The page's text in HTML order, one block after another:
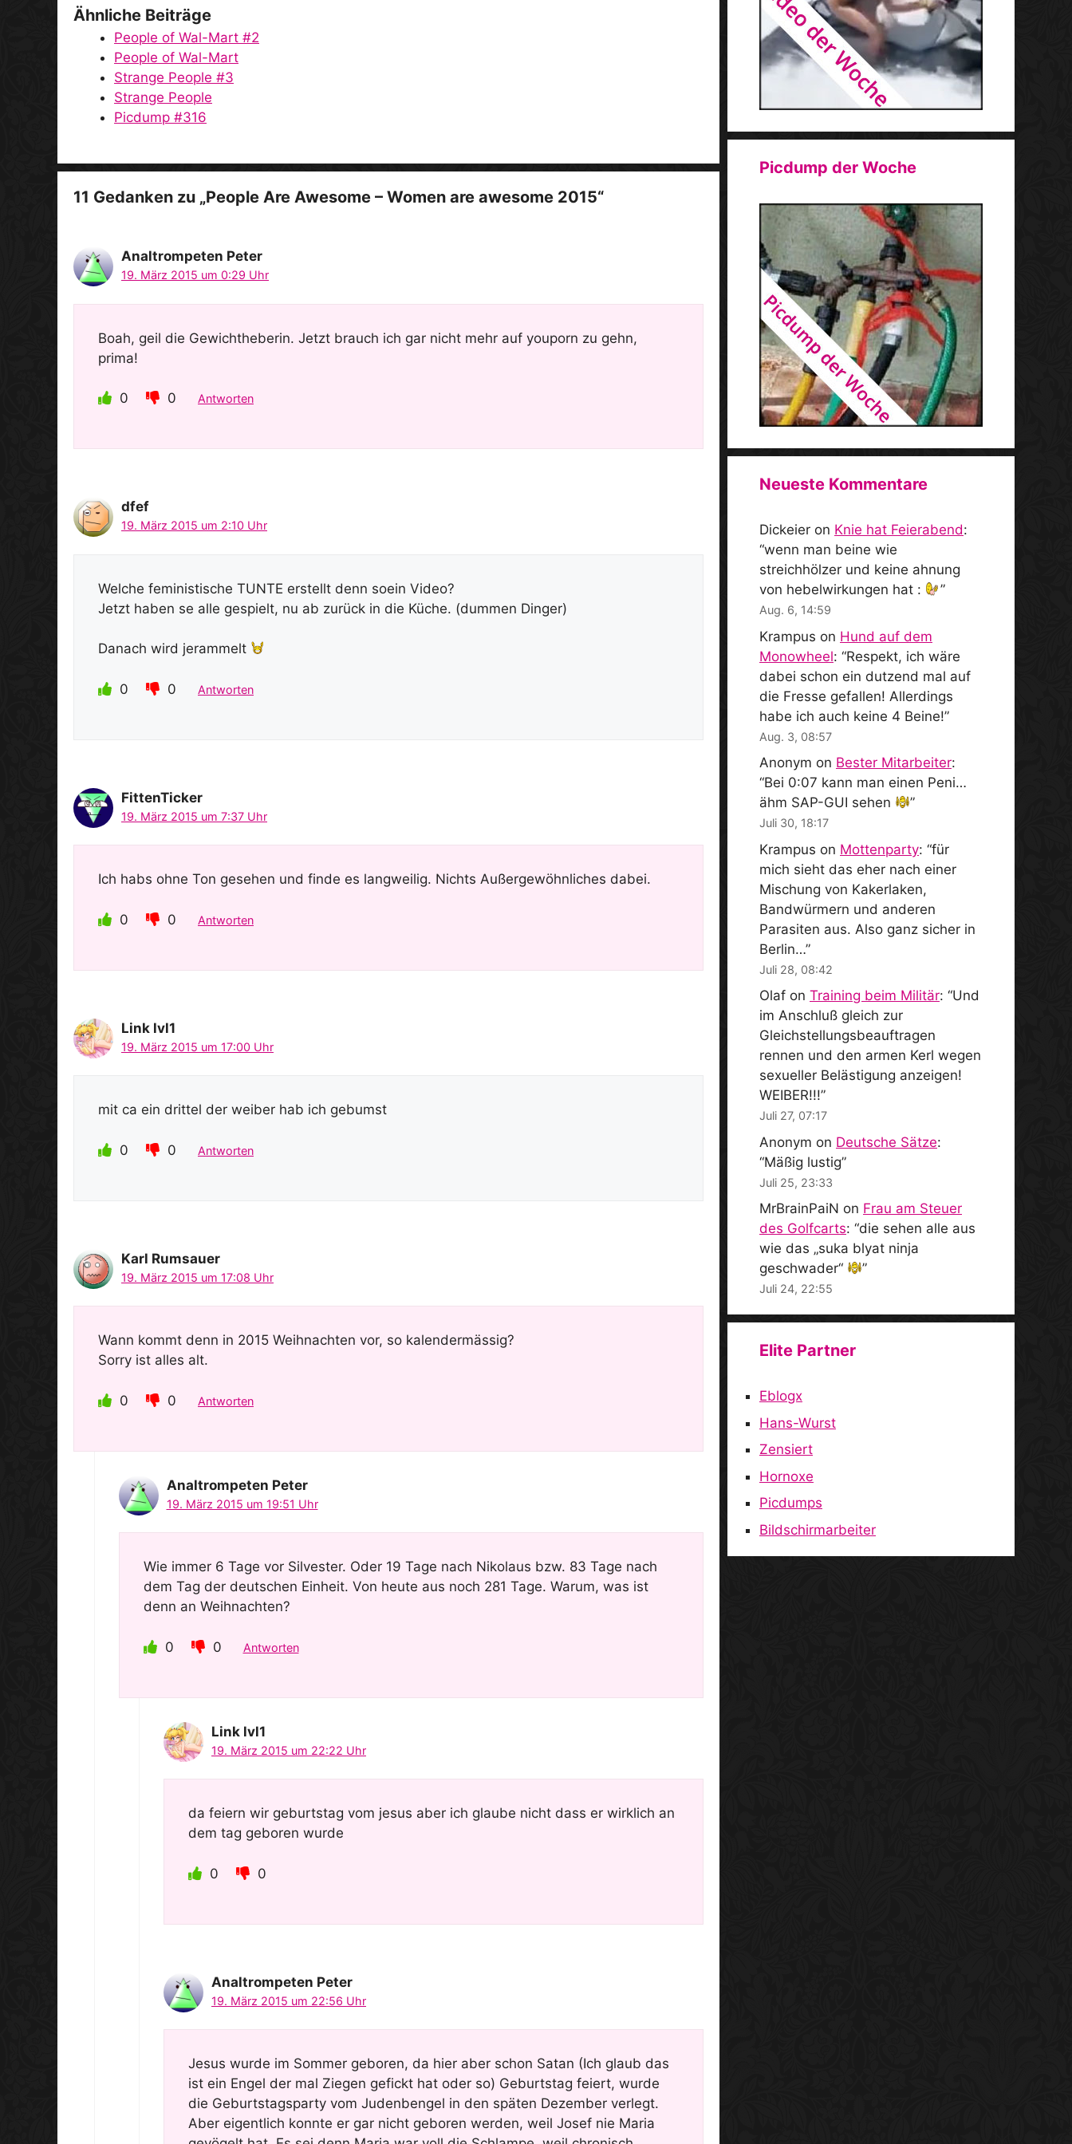
o
Ähnliche Beiträge
People of Wal-Mart #2
People of Wal-Mart
Strange People #3
Strange People
Picdump #316
11 Gedanken zu „People Are Awesome – Women are awesome 2015“
Analtrompeten Peter
19. März 2015 um 0:29 Uhr
Boah, geil die Gewichtheberin. Jetzt brauch ich gar nicht mehr auf youporn zu gehn,
prima!
0 0 Antworten
dfef
19. März 2015 um 2:10 Uhr
Welche feministische TUNTE erstellt denn soein Video?
Jetzt haben se alle gespielt, nu ab zurück in die Küche. (dummen Dinger)
Danach wird jerammelt
0 0 Antworten
FittenTicker
19. März 2015 um 7:37 Uhr
Ich habs ohne Ton gesehen und finde es langweilig. Nichts Außergewöhnliches dabei.
0 0 Antworten
Link lvl1
19. März 2015 um 17:00 Uhr
mit ca ein drittel der weiber hab ich gebumst
0 0 Antworten
Karl Rumsauer
19. März 2015 um 17:08 Uhr
Wann kommt denn in 2015 Weihnachten vor, so kalendermässig?
Sorry ist alles alt.
0 0 Antworten
Analtrompeten Peter
19. März 2015 um 19:51 Uhr
Wie immer 6 Tage vor Silvester. Oder 19 Tage nach Nikolaus bzw. 83 Tage nach
dem Tag der deutschen Einheit. Von heute aus noch 281 Tage. Warum, was ist
denn an Weihnachten?
0 0 Antworten
Link lvl1
19. März 2015 um 22:22 Uhr
da feiern wir geburtstag vom jesus aber ich glaube nicht dass er wirklich an
dem tag geboren wurde
0 0
Analtrompeten Peter
19. März 2015 um 22:56 Uhr
Jesus wurde im Sommer geboren, da hier aber schon Satan (Ich glaub das
ist ein Engel der mal Ziegen gefickt hat oder so) Geburtstag feiert, wurde
die Geburtstagsparty vom Judenbengel in den späten Dezember verlegt.
Aber eigentlich konnte er gar nicht geboren werden, weil Josef nie Maria
Picdump der Woche
Neueste Kommentare
Dickeier on Knie hat Feierabend:
“wenn man beine wie
streichhölzer und keine ahnung
von hebelwirkungen hat :
”
Aug. 6, 14:59
Krampus on Hund auf dem
Monowheel: “Respekt, ich wäre
dabei schon ein dutzend mal auf
die Fresse gefallen! Allerdings
habe ich auch keine 4 Beine!”
Aug. 3, 08:57
Anonym on Bester Mitarbeiter:
“Bei 0:07 kann man einen Peni…
ähm SAP-GUI sehen
”
Juli 30, 18:17
Krampus on Mottenparty: “für
mich sieht das eher nach einer
Mischung von Kakerlaken,
Bandwürmern und anderen
Parasiten aus. Also ganz sicher in
Berlin…”
Juli 28, 08:42
Olaf on Training beim Militär: “Und
im Anschluß gleich zur
Gleichstellungsbeauftragen
rennen und den armen Kerl wegen
sexueller Belästigung anzeigen!
WEIBER!!!”
Juli 27, 07:17
Anonym on Deutsche Sätze:
“Mäßig lustig”
Juli 25, 23:33
MrBrainPaiN on Frau am Steuer
des Golfcarts: “die sehen alle aus
wie das „suka blyat ninja
geschwader“
”
Juli 24, 22:55
Elite Partner
Eblogx
Hans-Wurst
Zensiert
Hornoxe
Picdumps
Bildschirmarbeiter